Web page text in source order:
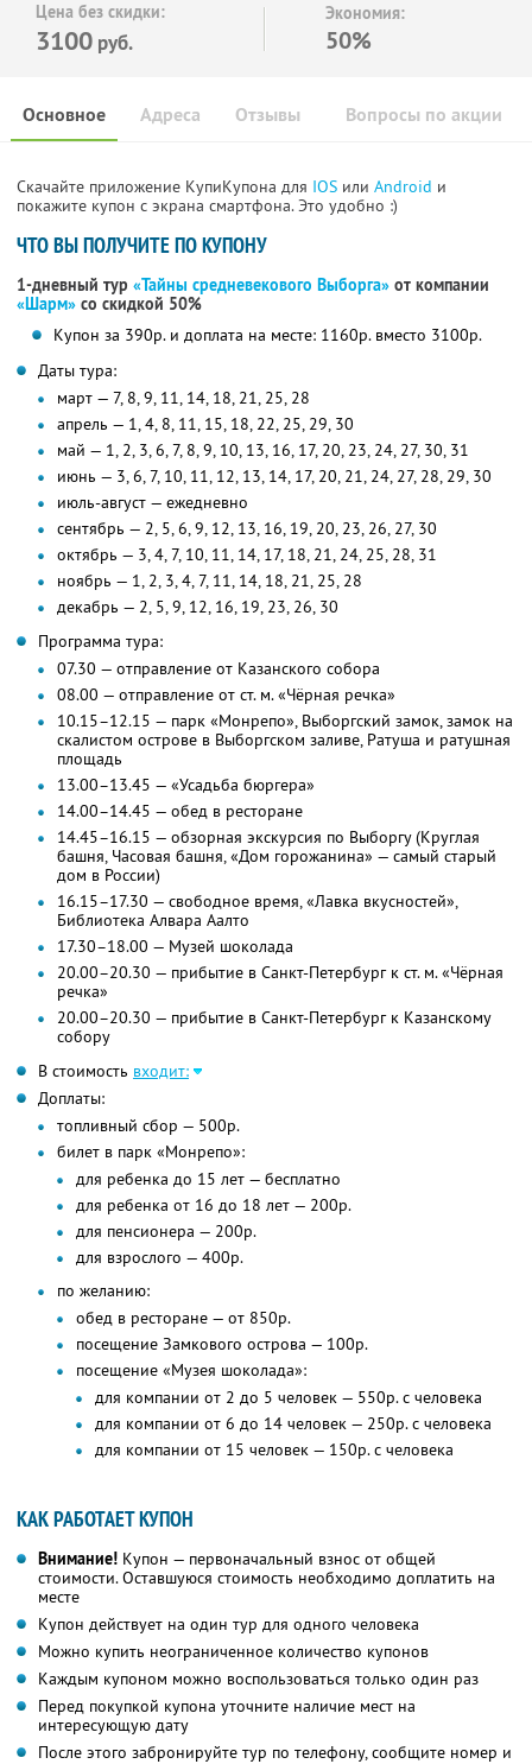
Цена без скидки:
3100 руб.
Экономия:
50%
Основное Отзывы Вопросы по акции
Адреса
Скачайте приложение КупиКупона для IOS или Android и
покажите купон с экрана смартфона. Это удобно :)
ЧТО ВЫ ПОЛУЧИТЕ ПО КУПОНУ
1-дневный тур «Тайны средневекового Выборга» от компании
«Шарм» со скидкой 50%
Купон за 390р. и доплата на месте: 1160р. вместо 3100р.
Даты тура:
март — 7, 8, 9, 11, 14, 18, 21, 25, 28
апрель — 1, 4, 8, 11, 15, 18, 22, 25, 29, 30
май — 1, 2, 3, 6, 7, 8, 9, 10, 13, 16, 17, 20, 23, 24, 27, 30, 31
июнь — 3, 6, 7, 10, 11, 12, 13, 14, 17, 20, 21, 24, 27, 28, 29, 30
июль-август — ежедневно
сентябрь — 2, 5, 6, 9, 12, 13, 16, 19, 20, 23, 26, 27, 30
октябрь — 3, 4, 7, 10, 11, 14, 17, 18, 21, 24, 25, 28, 31
ноябрь — 1, 2, 3, 4, 7, 11, 14, 18, 21, 25, 28
декабрь — 2, 5, 9, 12, 16, 19, 23, 26, 30
Программа тура:
07.30 — отправление от Казанского собора
08.00 — отправление от ст. м. «Чёрная речка»
10.15–12.15 — парк «Монрепо», Выборгский замок, замок на
скалистом острове в Выборгском заливе, Ратуша и ратушная
площадь
13.00–13.45 — «Усадьба бюргера»
14.00–14.45 — обед в ресторане
14.45–16.15 — обзорная экскурсия по Выборгу (Круглая
башня, Часовая башня, «Дом горожанина» — самый старый
дом в России)
16.15–17.30 — свободное время, «Лавка вкусностей»,
Библиотека Алвара Аалто
17.30–18.00 — Музей шоколада
20.00–20.30 — прибытие в Санкт-Петербург к ст. м. «Чёрная
речка»
20.00–20.30 — прибытие в Санкт-Петербург к Казанскому
собору
В стоимость входит:
Доплаты:
топливный сбор — 500р.
билет в парк «Монрепо»:
для ребенка до 15 лет — бесплатно
для ребенка от 16 до 18 лет — 200р.
для пенсионера — 200р.
для взрослого — 400р.
по желанию:
обед в ресторане — от 850р.
посещение Замкового острова — 100р.
посещение «Музея шоколада»:
для компании от 2 до 5 человек — 550р. с человека
для компании от 6 до 14 человек — 250р. с человека
для компании от 15 человек — 150р. с человека
КАК РАБОТАЕТ КУПОН
Внимание! Купон — первоначальный взнос от общей
стоимости. Оставшуюся стоимость необходимо доплатить на
месте
Купон действует на один тур для одного человека
Можно купить неограниченное количество купонов
Каждым купоном можно воспользоваться только один раз
Перед покупкой купона уточните наличие мест на
интересующую дату
После этого забронируйте тур по телефону, сообщите номер и